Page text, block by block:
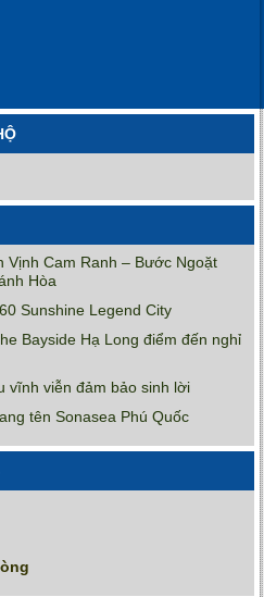
Vịnh Cam Ranh – Bước Ngoặt
Hòa
Sunshine Legend City
Bayside Hạ Long điểm đến nghỉ
vĩnh viễn đảm bảo sinh lời
tên Sonasea Phú Quốc